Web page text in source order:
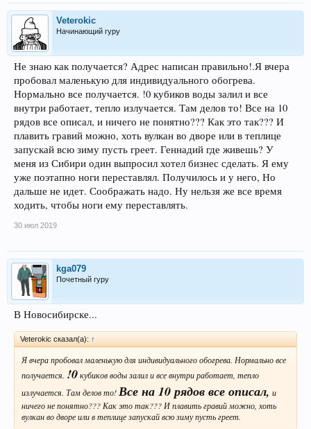
Veterokic
Начинающий гуру
Не знаю как получается? Адрес написан правильно!.Я вчера
пробовал маленькую для индивидуального обогрева.
Нормально все получается. !0 кубиков воды залил и все
внутри работает, тепло излучается. Там делов то! Все на 10
рядов все описал, и ничего не понятно??? Как это так??? И
плавить гравий можно, хоть вулкан во дворе или в теплице
запускай всю зиму пусть греет. Геннадий где живешь? У
меня из Сибири один выпросил хотел бизнес сделать. Я ему
уже поэтапно ноги переставлял. Получилось и у него, Но
дальше не идет. Соображать надо. Ну нельзя же все время
ходить, чтобы ноги ему переставлять.
30 июл 2019
kga079
Почетный гуру
В Новосибирске...
Veterokic сказал(а): ↑
Я вчера пробовал маленькую для индивидуального обогрева. Нормально все
получается. !0кубиков воды залил и все внутри работает, тепло
излучается. Там делов то!Все на 10 рядов все описал, и
ничего не понятно??? Как это так??? И плавить гравий можно, хоть
вулкан во дворе или в теплице запускай всю зиму пусть греет.